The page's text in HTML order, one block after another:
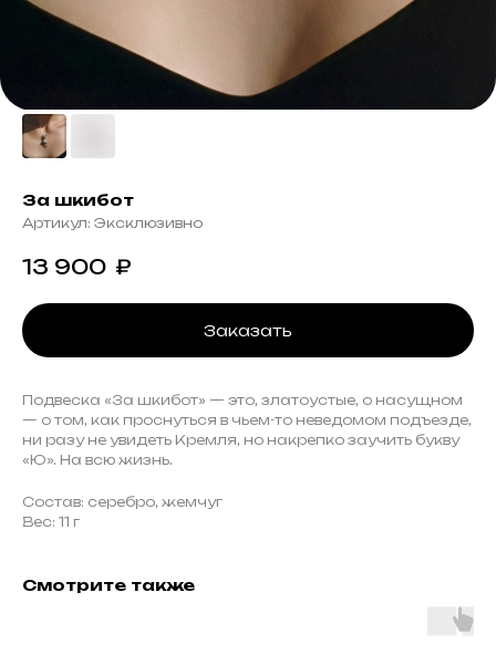
За шкибот
Артикул: Эксклюзивно
13 900 ₽
Заказать
Подвеска «За шкибот» — это, златоустые, о насущном
— о том, как проснуться в чьем-то неведомом подъезде,
ни разу не увидеть Кремля, но накрепко заучить букву
«Ю». На всю жизнь.
Состав: серебро, жемчуг
Вес: 11 г
Смотрите также